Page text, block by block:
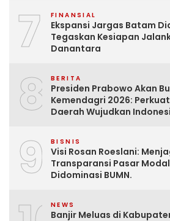
7 FINANSIAL
Ekspansi Jargas Batam
Tegaskan Kesiapan
Danantara
8 BERITA
Presiden Prabowo Akan
Kemendagri 2026:
Daerah Wujudkan
9 BISNIS
Visi Rosan Roeslani:
Transparansi Pasar
Didominasi BUMN.
NEWS
Banjir Meluas di